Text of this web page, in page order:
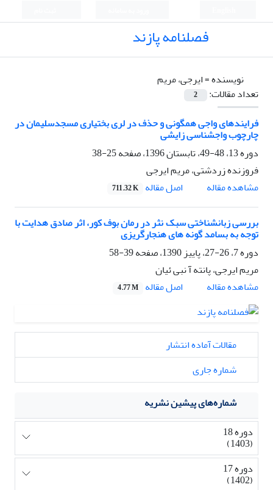
فصلنامه پازند
نویسنده =ایرجی، مریم
تعداد مقالات:
2
فرایندهای واجی همگونی و حذف در لری بختیاری مسجدسلیمان در
چارچوب واج‏شناسی زایشی
دوره 13، 48-49، تابستان 1396، صفحه
25-38
فروزنده زردشتی، مریم ایرجی
مشاهده مقاله
اصل مقاله 711.32 K
بررسی زبانشناختی سبک نثر در رمان بوف کور، اثر صادق هدایت با
توجه به بسامد گونه های هنجارگریزی
دوره 7، 26-27، پاییز 1390، صفحه
39-58
مریم ایرجی، پانته آ نبی ئیان
مشاهده مقاله
اصل مقاله 4.77 M
مقالات آماده انتشار
شماره جاری
شماره‌های پیشین نشریه
دوره 18
(1403)
دوره 17
(1402)